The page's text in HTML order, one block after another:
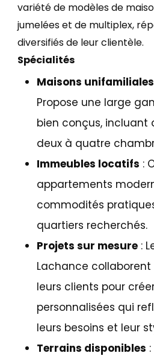
variété de modèles de
jumelées et de multiplex,
diversifiés de leur clientèle.
Spécialités
Maisons
Propose une large
bien conçus, incluant
deux à quatre
Immeubles locatifs :
appartements
commodités
quartiers recherchés.
Projets sur mesure :
Lachance
leurs clients pour
personnalisées qui
leurs besoins et leur
Terrains disponibles